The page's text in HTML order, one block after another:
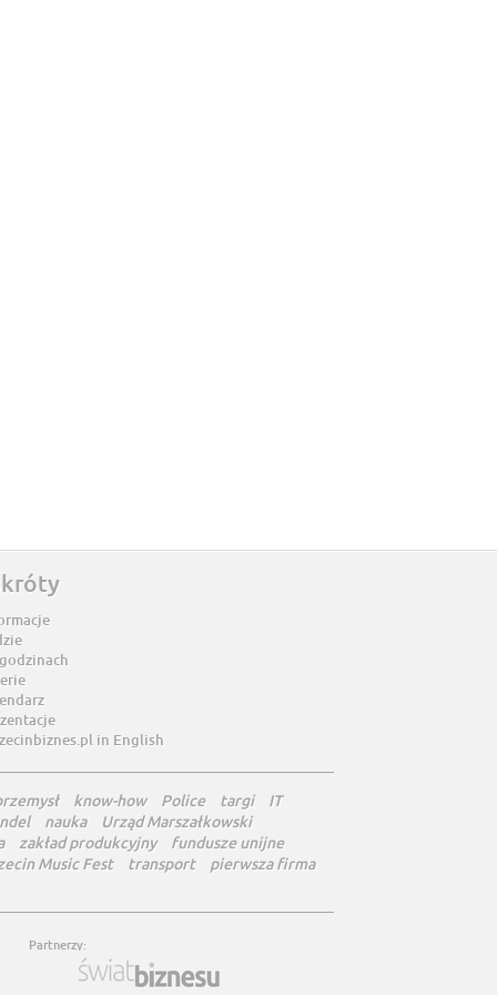
in English
know-how Police targi
IT
nauka
Urząd Marszałkowski
zakład produkcyjny
fundusze unijne
Music Fest
transport pierwsza firma
Partnerzy: